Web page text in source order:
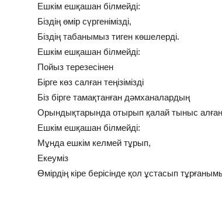
Ешкім ешқашан білмейді:
Біздің өмір сүргенімізді,
Біздің табанымыз тиген көшелерді.
Ешкім ешқашан білмейді:
Пойыз терезесінен
Бірге көз салған теңізімізді
Біз бірге тамақтанған дәмханалардың
Орындықтарында отырып қалай тыныс
Ешкім ешқашан білмейді:
Мұнда ешкім келмей тұрып,
Екеуміз
Өмірдің кіре берісінде қол ұстасып